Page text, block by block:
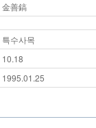
金善鎬
특수사목
10.18
1995.01.25